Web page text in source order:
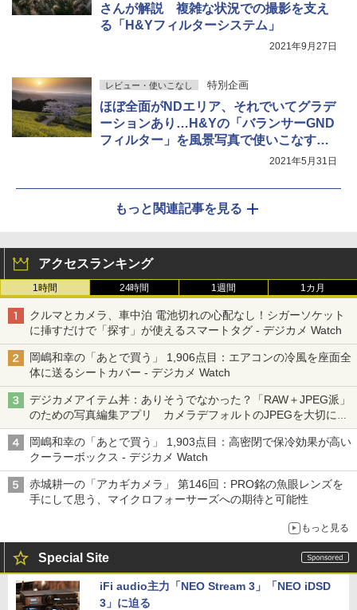
さんが解説 複雑な状況での撮影を支え
る「H&Yフィルターシステム」
2021年9月27日
レビュー・使いこなし 特別企画
ほぼ全面がNDエリア、それでいてグラデ
ーションあり…H&Yの「バランサーGND
フィルター」を風景写真で使いこなすに
2021年5月31日
もっと関連記事を見る
アクセスランキング
1時間 24時間 1週間 1カ月
クルマとカメラ、車中泊 電池切れの心配なし！シガーソケット
に挿すだけで「探す」が使えるスマートタグ - デジカメ Watch
岡嶋和幸の「あとで買う」 1,906点目：エアコンの冷風を座面全
体に送るシートカバー - デジカメ Watch
デジカメアイテム丼：ありそうでなかった？「RAW＋JPEG派」
のための写真編集アプリ カメラデフォルトのJPEGを大切にす
る「Filmator」
岡嶋和幸の「あとで買う」 1,903点目：高密閉で保冷効果が高い
クーラーボックス - デジカメ Watch
赤城耕一の「アカギカメラ」 第146回：PRO銘の魚眼レンズを
手にして思う、マイクロフォーサーズへの期待と可能性
もっと見る
Special Site
iFi audio主力「NEO Stream 3」「NEO iDSD
3」に迫る